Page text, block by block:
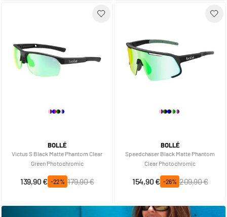
BOLLÉ
Victus S Black Matte Phantom Clear
Green Photochromic
Prix spécial
139,90 € -22%
Prix normal
179,90 €
BOLLÉ
Speedchaser Black Matte Phantom
Clear Photochromic
Prix spécial
154,90 € -26%
Prix normal
209,90 €